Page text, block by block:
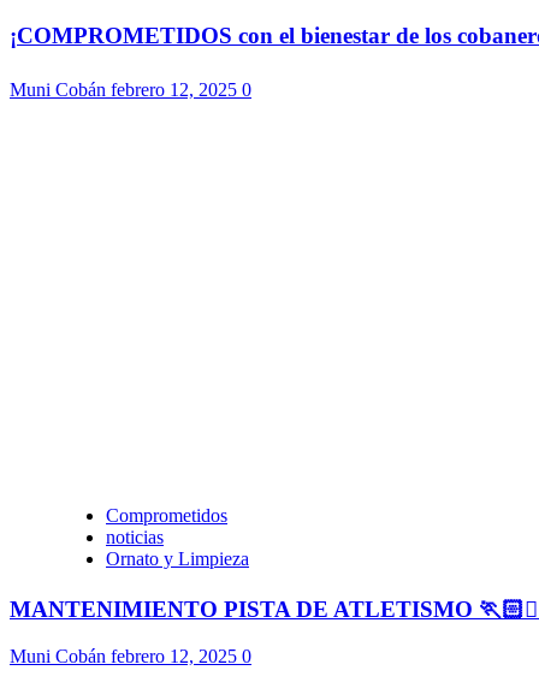
¡COMPROMETIDOS con el bienestar de los
Muni Cobán febrero 12, 2025 0
Comprometidos
noticias
Ornato y Limpieza
MANTENIMIENTO PISTA DE ATLETISMO
Muni Cobán febrero 12, 2025 0